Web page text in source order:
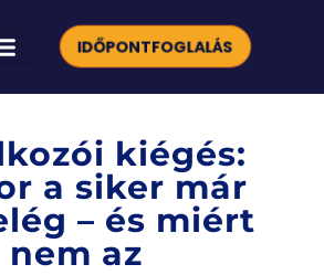
IDŐPONTFOGLALÁS
kiégés:
a siker már
– és miért
nem az